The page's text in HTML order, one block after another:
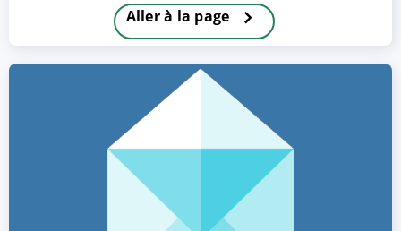
Aller à la page
PARAMETRER